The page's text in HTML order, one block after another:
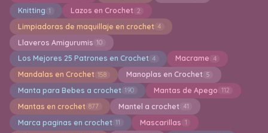
Knitting 1 Lazos en Crochet 2
Limpiadoras de maquillaje en crochet 4
Llaveros Amigurumis 10
Los Mejores 25 Patrones en Crochet 4 Macrame 4
Mandalas en Crochet 158 Manoplas en Crochet 5
Manta para Bebes a crochet 190 Mantas de Apego 112
Mantas en crochet 877 Mantel a crochet 41
Marca paginas en crochet 11 Mascarillas 1